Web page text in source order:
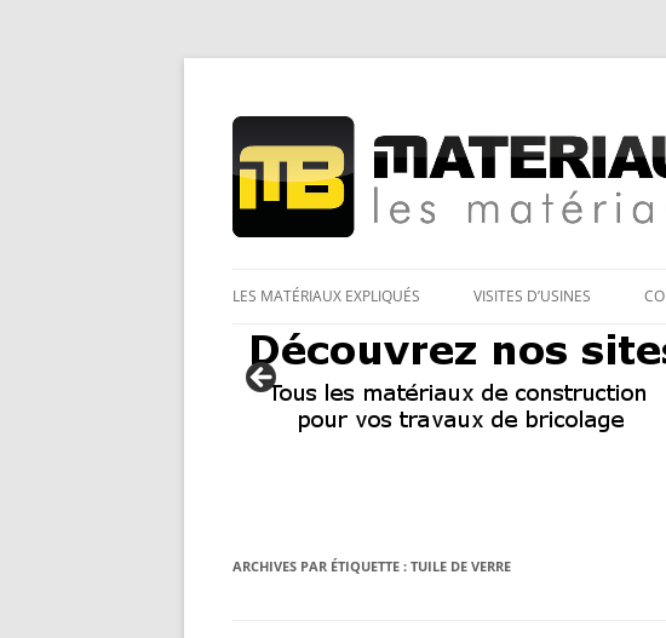
Matériaux et bricolage
LES MATÉRIAUX EXPLIQUÉS VISITES D’USINES
ARCHIVES PAR ÉTIQUETTE : TUILE DE VERRE